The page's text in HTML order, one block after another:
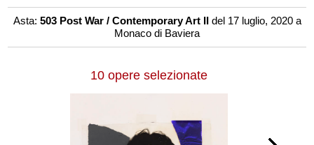
Asta: 503 Post War / Contemporary Art IIdel 17 luglio, 2020 a
Monaco di Baviera
10 opere selezionate